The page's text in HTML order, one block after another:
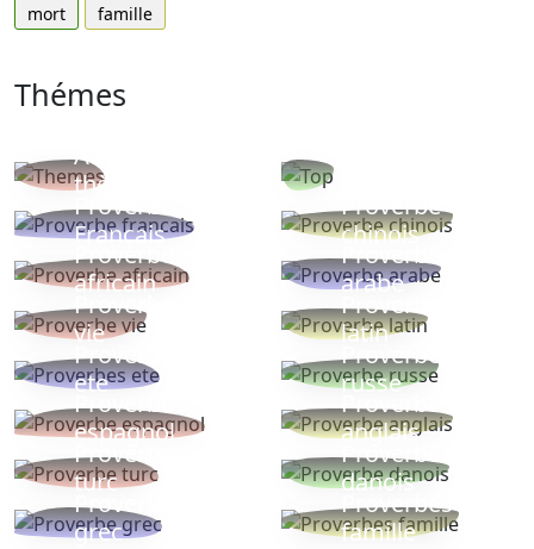
mort
famille
Thémes
Autres
thèmes
Proverbe
Français
Proverbe
chinois
Proverbe
africain
Proverbe
arabe
Proverbe
vie
Proverbe
latin
Proverbes
ete
Proverbe
russe
Proverbe
espagnol
Proverbe
anglais
Proverbe
turc
Proverbe
danois
Proverbe
grec
Proverbes
famille